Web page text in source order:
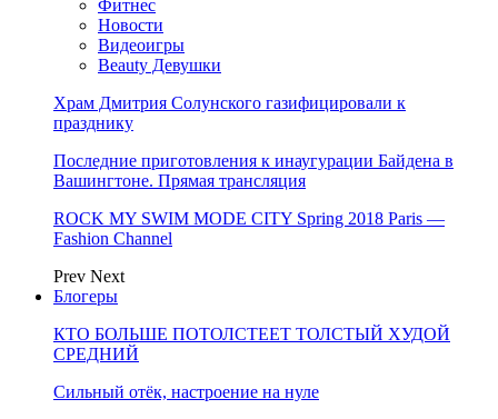
Фитнес
Новости
Видеоигры
Beauty Девушки
Храм Дмитрия Солунского газифицировали к
празднику
Последние приготовления к инаугурации Байдена в
Вашингтоне. Прямая трансляция
ROCK MY SWIM MODE CITY Spring 2018 Paris —
Fashion Channel
Prev Next
Блогеры
КТО БОЛЬШЕ ПОТОЛСТЕЕТ ТОЛСТЫЙ ХУДОЙ
СРЕДНИЙ
Сильный отёк, настроение на нуле